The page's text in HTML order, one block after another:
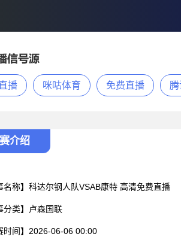
播 咪咕体育 免费直播
介绍
名称】 科达尔钢人队VSAB康特 高清免费直播
分类】 卢森国联
时间】 2026-06-06 00:00